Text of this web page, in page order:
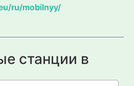
ru/mobilnyy/
станции в